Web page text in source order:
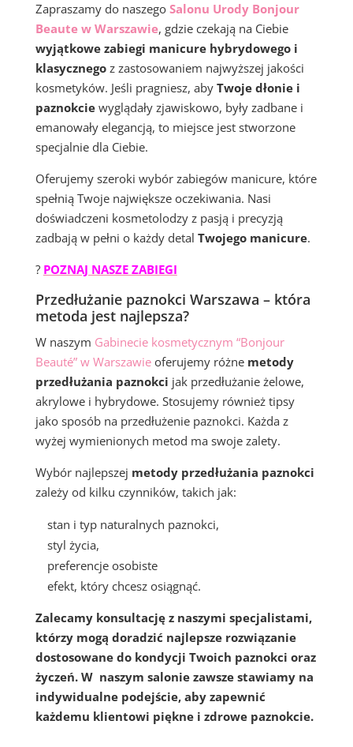
Zapraszamy do naszego Salonu Urody Bonjour
Beaute w Warszawie, gdzie czekają na Ciebie
wyjątkowe zabiegi manicure hybrydowego i
klasycznego z zastosowaniem najwyższej jakości
kosmetyków. Jeśli pragniesz, aby Twoje dłonie i
paznokciewyglądały zjawiskowo, były zadbane i
emanowały elegancją, to miejsce jest stworzone
specjalnie dla Ciebie.
Oferujemy szeroki wybór zabiegów manicure, które
spełnią Twoje największe oczekiwania. Nasi
doświadczeni kosmetolodzy z pasją i precyzją
zadbają w pełni o każdy detal Twojego manicure.
? POZNAJ NASZE ZABIEGI
Przedłużanie paznokci Warszawa – która
metoda jest najlepsza?
W naszym Gabinecie kosmetycznym “Bonjour
Beauté” w Warszawieoferujemy różne metody
przedłużania paznokci jak przedłużanie żelowe,
akrylowe i hybrydowe. Stosujemy również tipsy
jako sposób na przedłużenie paznokci. Każda z
wyżej wymienionych metod ma swoje zalety.
Wybór najlepszej metody przedłużania paznokci
zależy od kilku czynników, takich jak:
stan i typ naturalnych paznokci,
styl życia,
preferencje osobiste
efekt, który chcesz osiągnąć.
Zalecamy konsultację z naszymi specjalistami,
którzy mogą doradzić najlepsze rozwiązanie
dostosowane do kondycji Twoich paznokci oraz
życzeń. W naszym salonie zawsze stawiamy na
indywidualne podejście, aby zapewnić
każdemu klientowi piękne i zdrowe paznokcie.